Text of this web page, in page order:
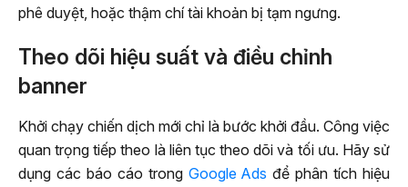
phê duyệt, hoặc thậm chí tài khoản bị tạm ngưng.
Theo dõi hiệu suất và điều chỉnh
banner
Khởi chạy chiến dịch mới chỉ là bước khởi đầu. Công việc
quan trọng tiếp theo là liên tục theo dõi và tối ưu. Hãy sử
dụng các báo cáo trong Google Ads để phân tích hiệu